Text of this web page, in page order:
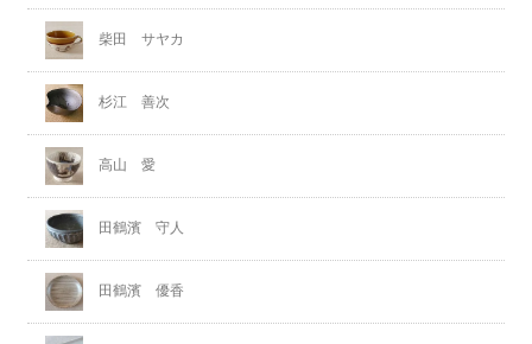
柴田 サヤカ
杉江 善次
高山 愛
田鶴濱 守人
田鶴濱 優香